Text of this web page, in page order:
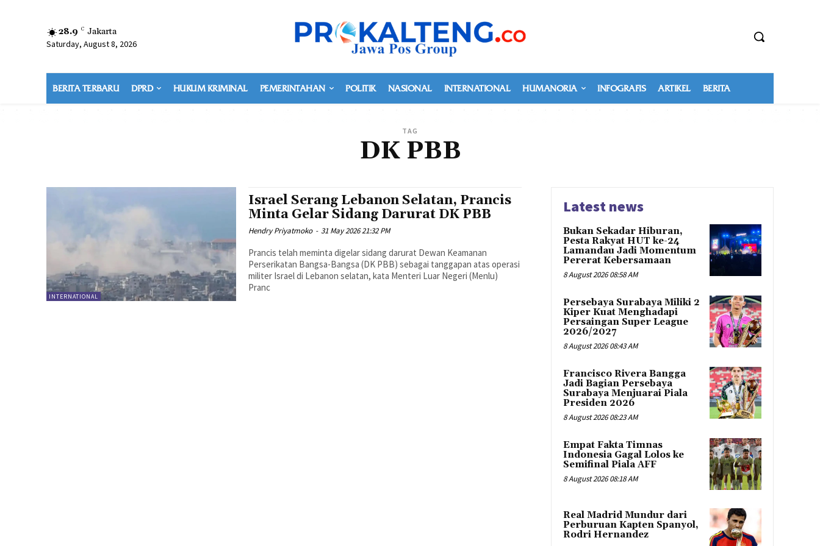
28.9 C Jakarta
Saturday, August 8, 2026
BERITA TERBARU DPRD HUKUM KRIMINAL PEMERINTAHAN POLITIK NASIONAL INTERNATIONAL HUMANORIA INFOGRAFIS ARTIKEL BERITA
TAG
DK PBB
INTERNATIONAL
Israel Serang Lebanon Selatan, Prancis
Minta Gelar Sidang Darurat DK PBB
Hendry Priyatmoko - 31 May 2026 21:32 PM
Prancis telah meminta digelar sidang darurat Dewan Keamanan
Perserikatan Bangsa-Bangsa (DK PBB) sebagai tanggapan atas operasi
militer Israel di Lebanon selatan, kata Menteri Luar Negeri (Menlu)
Pranc
Latest news
Bukan Sekadar Hiburan,
Pesta Rakyat HUT ke-24
Lamandau Jadi Momentum
Pererat Kebersamaan
8 August 2026 08:58 AM
Persebaya Surabaya Miliki 2
Kiper Kuat Menghadapi
Persaingan Super League
2026/2027
8 August 2026 08:43 AM
Francisco Rivera Bangga
Jadi Bagian Persebaya
Surabaya Menjuarai Piala
Presiden 2026
8 August 2026 08:23 AM
Empat Fakta Timnas
Indonesia Gagal Lolos ke
Semifinal Piala AFF
8 August 2026 08:18 AM
Real Madrid Mundur dari
Perburuan Kapten Spanyol,
Rodri Hernandez